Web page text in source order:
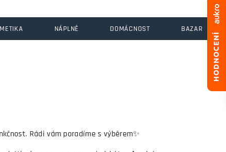
NÁPLNĚ DOMÁCNOST BAZAR
Rádi vám poradíme s výběrem✨